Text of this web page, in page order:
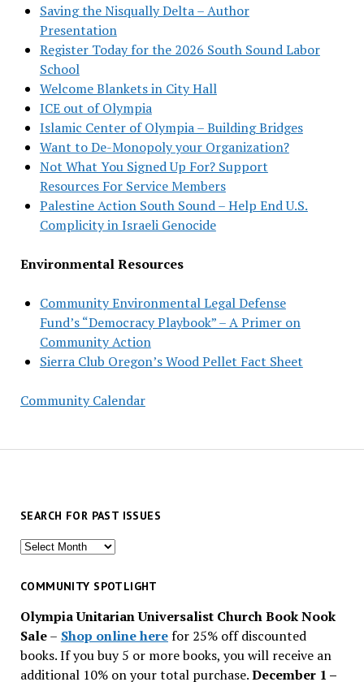
Saving the Nisqually Delta – Author
Presentation
Register Today for the 2026 South Sound Labor
School
Welcome Blankets in City Hall
ICE out of Olympia
Islamic Center of Olympia – Building Bridges
Want to De-Monopoly your Organization?
Not What You Signed Up For? Support
Resources For Service Members
Palestine Action South Sound – Help End U.S.
Complicity in Israeli Genocide
Environmental Resources
Community Environmental Legal Defense
Fund’s “Democracy Playbook” – A Primer on
Community Action
Sierra Club Oregon’s Wood Pellet Fact Sheet
Community Calendar
SEARCH FOR PAST ISSUES
Search
past
COMMUNITY SPOTLIGHT
Olympia Unitarian Universalist Church Book Nook
Sale– Shop online herefor 25% off discounted
books. If you buy 5 or more books, you will receive an
additional 10% on your total purchase.December 1 –